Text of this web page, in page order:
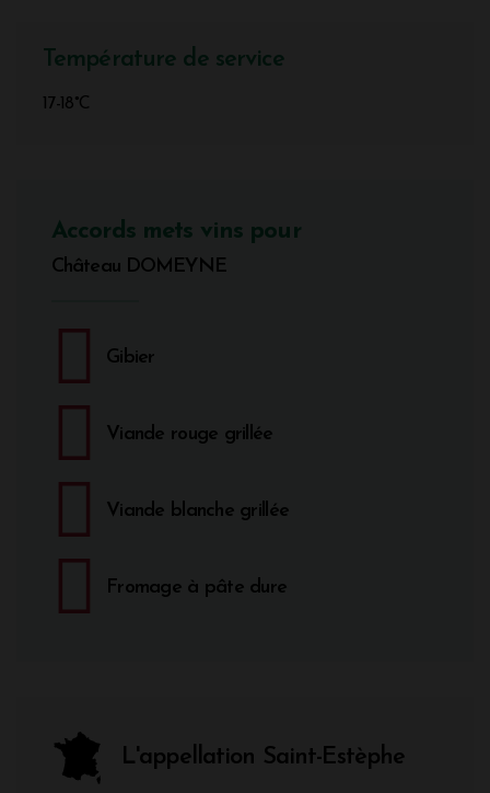
Température de service
17-18°C
Accords mets vins pour
Château DOMEYNE
Gibier
Viande rouge grillée
Viande blanche grillée
Fromage à pâte dure
L'appellation Saint-Estèphe